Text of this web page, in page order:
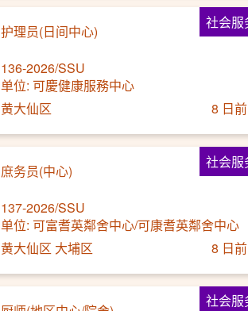
社会服
护理员(日间中心)
136-2026/SSU
单位: 可慶健康服務中心
黄大仙区
8 日前
社会服
庶务员(中心)
137-2026/SSU
单位: 可富耆英鄰舍中心/可康耆英鄰舍中心
黄大仙区 大埔区
8 日前
社会服